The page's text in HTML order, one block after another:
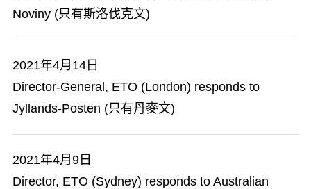
Noviny (只有斯洛伐克文)
2021年4月14日
Director-General, ETO (London) responds to
Jyllands-Posten (只有丹麥文)
2021年4月9日
Director, ETO (Sydney) responds to Australian